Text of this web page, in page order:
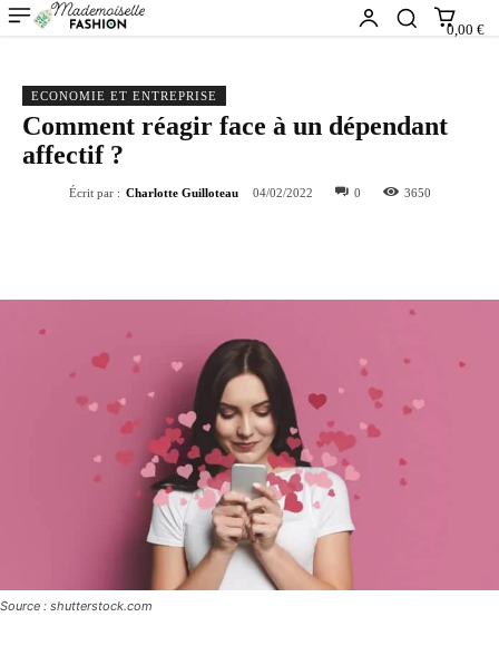
0,00 €
ECONOMIE ET ENTREPRISE
Comment réagir face à un dépendant
affectif ?
Écrit par : Charlotte Guilloteau 04/02/2022 0 3650
Source : shutterstock.com